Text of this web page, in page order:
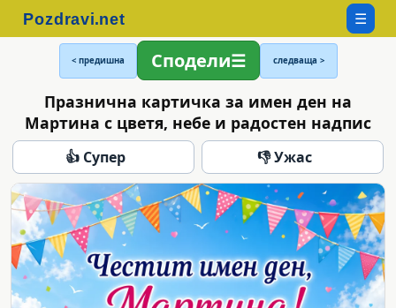
☰
< предишна Сподели следваща >
Празнична картичка за имен ден на
Мартина с цветя, небе и радостен надпис
👍 Супер 👎 Ужас